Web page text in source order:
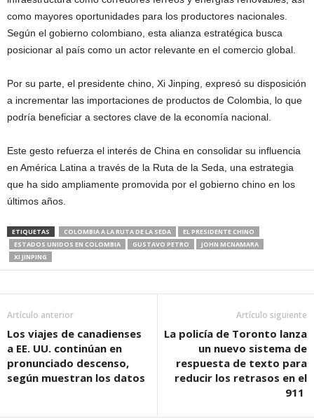
como mayores oportunidades para los productores nacionales.
Según el gobierno colombiano, esta alianza estratégica busca
posicionar al país como un actor relevante en el comercio global.
Por su parte, el presidente chino, Xi Jinping, expresó su disposición
a incrementar las importaciones de productos de Colombia, lo que
podría beneficiar a sectores clave de la economía nacional.
Este gesto refuerza el interés de China en consolidar su influencia
en América Latina a través de la Ruta de la Seda, una estrategia
que ha sido ampliamente promovida por el gobierno chino en los
últimos años.
ETIQUETAS COLOMBIA A LA RUTA DE LA SEDA
EL PRESIDENTE CHINO
ESTADOS UNIDOS EN COLOMBIA
GUSTAVO PETRO
JOHN MCNAMARA
XI JINPING
Artículo anterior
Los viajes de canadienses
a EE. UU. continúan en
pronunciado descenso,
según muestran los datos
Artículo siguiente
La policía de Toronto lanza
un nuevo sistema de
respuesta de texto para
reducir los retrasos en el
911